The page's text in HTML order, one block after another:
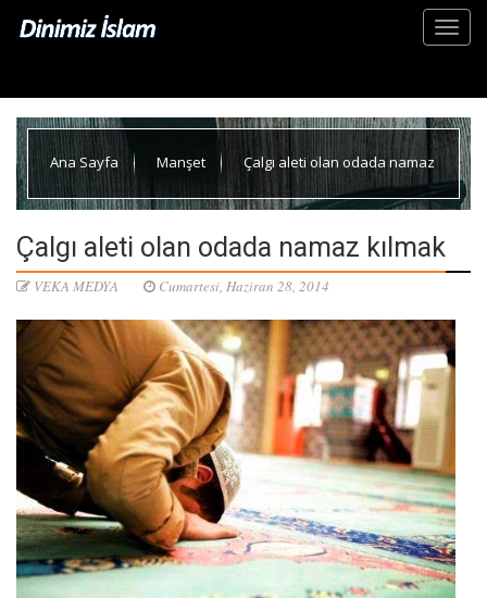
Ana Sayfa Manşet Çalgı aleti olan odada namaz
Çalgı aleti olan odada namaz kılmak
VEKA MEDYA Cumartesi, Haziran 28, 2014